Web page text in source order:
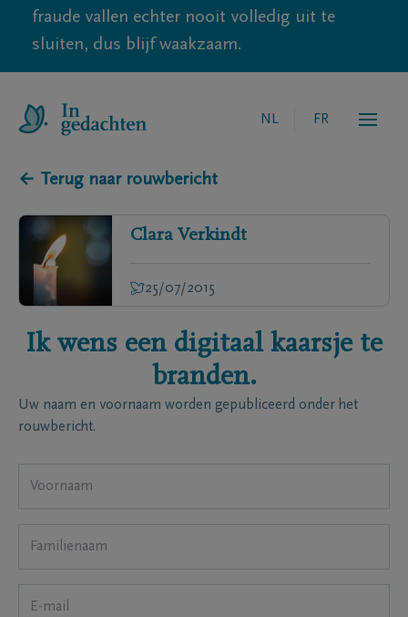
fraude vallen echter nooit volledig uit te
sluiten, dus blijf waakzaam.
NL FR
← Terug naar rouwbericht
Clara Verkindt
25/07/2015
Ik wens een digitaal kaarsje te
branden.
Uw naam en voornaam worden gepubliceerd onder het
rouwbericht.